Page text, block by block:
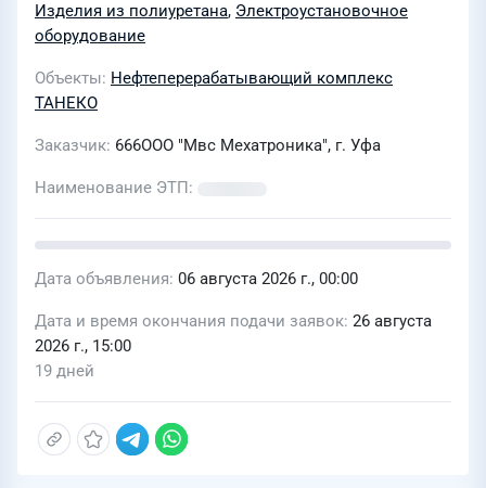
Изделия из полиуретана, Электроустановочное
оборудование
Объекты Нефтеперерабатывающий комплекс
ТАНЕКО
Заказчик 666ООО "Мвс Мехатроника", г. Уфа
Наименование ЭТП
Дата объявления 06 августа 2026 г., 00:00
Дата и время окончания подачи заявок 26 августа
2026 г., 15:00
19 дней